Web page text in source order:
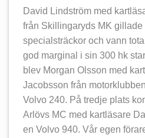
David Lindström med
från Skillingaryds MK gillade
specialsträckor och vann
god marginal i sin 300 hk
blev Morgan Olsson med
Jacobsson från
Volvo 240. På tredje plats
Arlövs MC med kartläsare
en Volvo 940. Vår egen